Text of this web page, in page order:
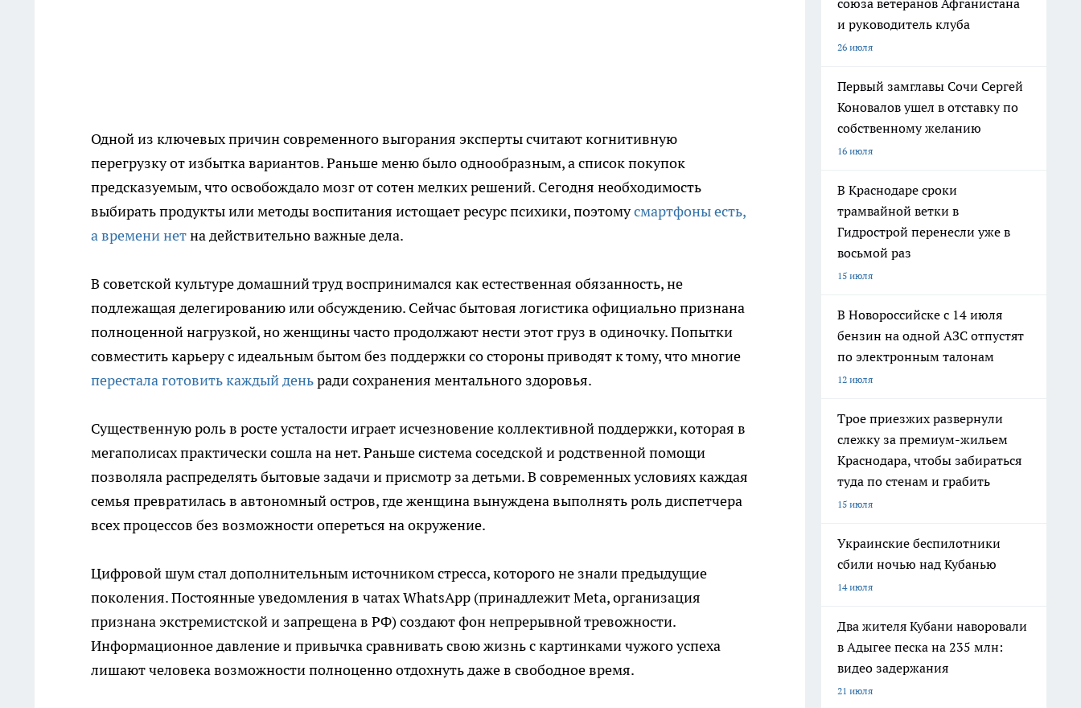
Одной из ключевых причин современного выгорания эксперты считают когнитивную
перегрузку от избытка вариантов. Раньше меню было однообразным, а список покупок
предсказуемым, что освобождало мозг от сотен мелких решений. Сегодня необходимость
выбирать продукты или методы воспитания истощает ресурс психики, поэтомусмартфоны есть,
а времени нетна действительно важные дела.
В советской культуре домашний труд воспринимался как естественная обязанность, не
подлежащая делегированию или обсуждению. Сейчас бытовая логистика официально признана
полноценной нагрузкой, но женщины часто продолжают нести этот груз в одиночку. Попытки
совместить карьеру с идеальным бытом без поддержки со стороны приводят к тому, что многие
перестала готовить каждый деньради сохранения ментального здоровья.
Существенную роль в росте усталости играет исчезновение коллективной поддержки, которая в
мегаполисах практически сошла на нет. Раньше система соседской и родственной помощи
позволяла распределять бытовые задачи и присмотр за детьми. В современных условиях каждая
семья превратилась в автономный остров, где женщина вынуждена выполнять роль диспетчера
всех процессов без возможности опереться на окружение.
Цифровой шум стал дополнительным источником стресса, которого не знали предыдущие
поколения. Постоянные уведомления в чатах WhatsApp (принадлежит Meta, организация
признана экстремистской и запрещена в РФ) создают фон непрерывной тревожности.
Информационное давление и привычка сравнивать свою жизнь с картинками чужого успеха
лишают человека возможности полноценно отдохнуть даже в свободное время.
союза ветеранов Афганистана
и руководитель клуба
26 июля
Первый замглавы Сочи Сергей
Коновалов ушел в отставку по
собственному желанию
16 июля
В Краснодаре сроки
трамвайной ветки в
Гидрострой перенесли уже в
восьмой раз
15 июля
В Новороссийске с 14 июля
бензин на одной АЗС отпустят
по электронным талонам
12 июля
Трое приезжих развернули
слежку за премиум-жильем
Краснодара, чтобы забираться
туда по стенам и грабить
15 июля
Украинские беспилотники
сбили ночью над Кубанью
14 июля
Два жителя Кубани наворовали
в Адыгее песка на 235 млн:
видео задержания
21 июля